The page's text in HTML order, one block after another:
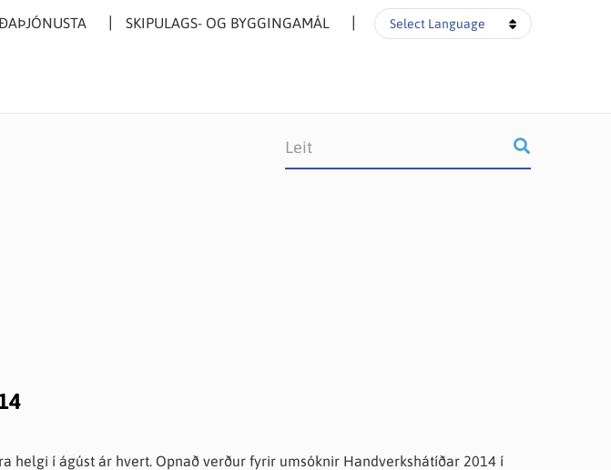
SKIPULAGS- OG BYGGINGAMÁL Select Language
helgi í ágúst ár hvert. Opnað verður fyrir umsóknir Handverkshátíðar 2014 í